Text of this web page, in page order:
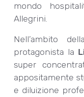
mondo
Allegrini.
Nell’ambito
protagonista la
super
appositamente
e diluizione